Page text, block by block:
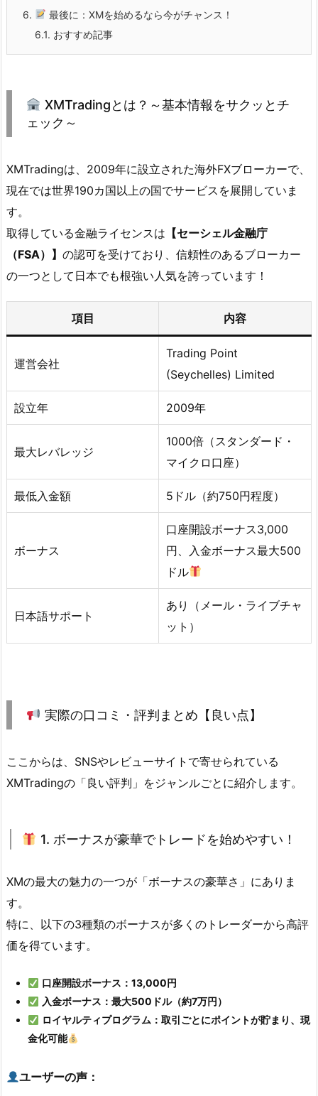
6.
最後に：XMを始めるなら今がチャンス！
6.1. おすすめ記事
XMTradingとは？～基本情報をサクッとチ
ェック～
XMTradingは、2009年に設立された海外FXブローカーで、
現在では世界190カ国以上の国でサービスを展開していま
す。
取得している金融ライセンスは 【セーシェル金融庁
（FSA）】 の認可を受けており、信頼性のあるブローカー
の一つとして日本でも根強い人気を誇っています！
項目 内容
運営会社
Trading Point
(Seychelles) Limited
設立年 2009年
最大レバレッジ
1000倍（スタンダード・
マイクロ口座）
最低入金額 5ドル（約750円程度）
ボーナス
口座開設ボーナス3,000
円、入金ボーナス最大500
ドル
日本語サポート
あり（メール・ライブチャ
ット）
実際の口コミ・評判まとめ【良い点】
ここからは、SNSやレビューサイトで寄せられている
XMTradingの「良い評判」をジャンルごとに紹介します。
1. ボーナスが豪華でトレードを始めやすい！
XMの最大の魅力の一つが「ボーナスの豪華さ」にありま
す。
特に、以下の3種類のボーナスが多くのトレーダーから高評
価を得ています。
口座開設ボーナス：13,000円
入金ボーナス：最大500ドル（約7万円）
ロイヤルティプログラム：取引ごとにポイントが貯まり、現
金化可能
ユーザーの声：